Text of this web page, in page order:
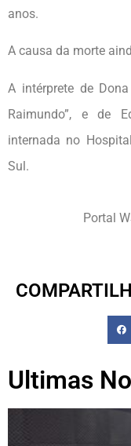
anos.
A causa da morte
A intérprete de
Raimundo”, e de
internada no
Portal
Ultimas